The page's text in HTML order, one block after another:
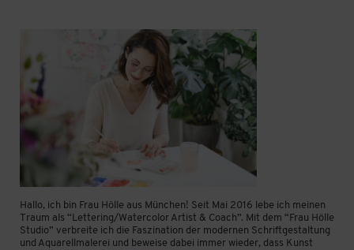
Hallo, ich bin Frau Hölle aus München! Seit Mai 2016 lebe ich meinen
Traum als “Lettering/Watercolor Artist & Coach”. Mit dem “Frau Hölle
Studio” verbreite ich die Faszination der modernen Schriftgestaltung
und Aquarellmalerei und beweise dabei immer wieder, dass Kunst